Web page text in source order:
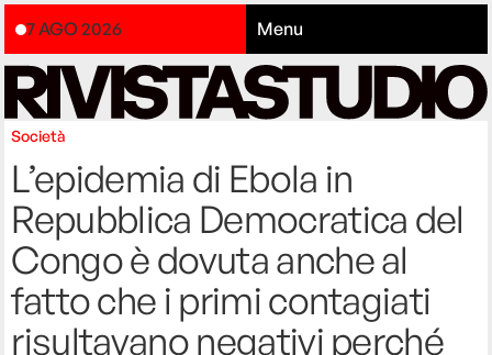
7 AGO 2026 Menu
Società
L’epidemia di Ebola in
Repubblica Democratica del
Congo è dovuta anche al
fatto che i primi contagiati
risultavano negativi perché